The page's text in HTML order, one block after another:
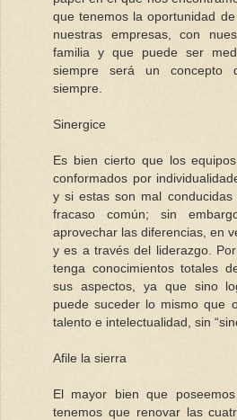
que tenemos la oportunidad
nuestras empresas, con
familia y que puede ser
siempre será un concepto
siempre.
Sinergice
Es bien cierto que los
conformados por
y si estas son mal
fracaso común; sin
aprovechar las diferencias, en
y es a través del liderazgo.
tenga conocimientos totales
sus aspectos, ya que sino
puede suceder lo mismo que
talento e intelectualidad, sin
Afile la sierra
El mayor bien que
tenemos que renovar las